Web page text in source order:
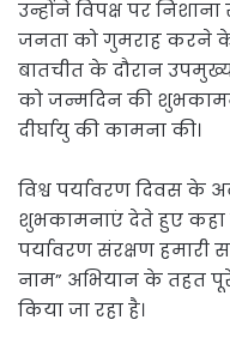
उन्होंने विपक्ष पर
जनता को गुमराह करने के
बातचीत के दौरान
को जन्मदिन की
दीर्घायु की कामना की।
विश्व पर्यावरण दिवस के
शुभकामनाएं देते हुए कहा
पर्यावरण संरक्षण हमारी
नाम” अभियान के तहत
किया जा रहा है।